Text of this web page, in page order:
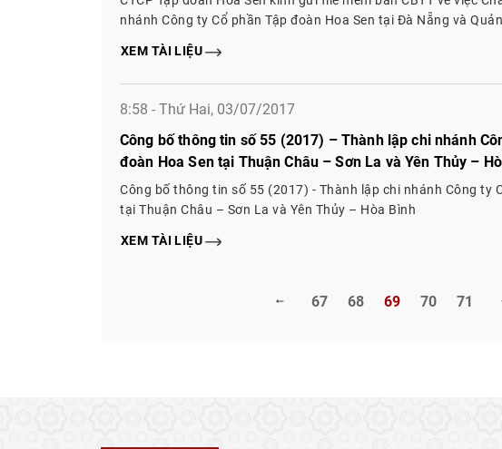
nhánh Công ty Cổ phần Tập đoàn Hoa Sen tại Đà Nẵng và
XEM TÀI LIỆU
8:58 - Thứ Hai, 03/07/2017
Công bố thông tin số 55 (2017) – Thành lập chi nhánh
đoàn Hoa Sen tại Thuận Châu – Sơn La và Yên Thủy –
Công bố thông tin số 55 (2017) - Thành lập chi nhánh Công ty
tại Thuận Châu – Sơn La và Yên Thủy – Hòa Bình
XEM TÀI LIỆU
67 68 69 70 71